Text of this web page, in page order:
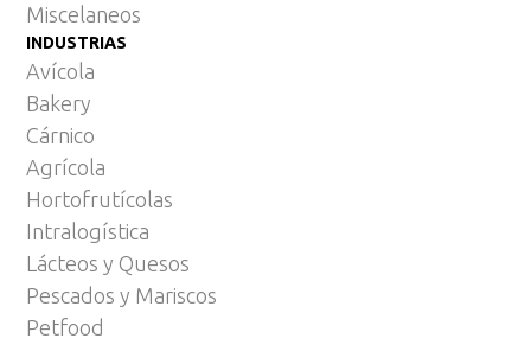
Miscelaneos
INDUSTRIAS
Avícola
Bakery
Cárnico
Agrícola
Hortofrutícolas
Intralogística
Lácteos y Quesos
Pescados y Mariscos
Petfood